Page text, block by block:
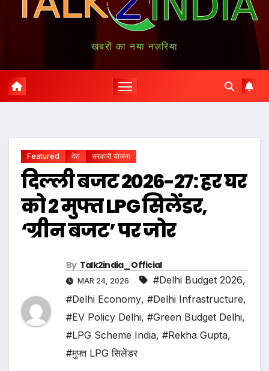
खबरों का नया नज़रिया
Featured देश सरकारी योजना
दिल्ली बजट 2026-27: हर घर
को 2 मुफ्त LPG सिलेंडर,
‘ग्रीन बजट’ पर जोर
By Talk2india_ Official
MAR 24, 2026 #Delhi Budget 2026,
#Delhi Economy, #Delhi Infrastructure,
#EV Policy Delhi, #Green Budget Delhi,
#LPG Scheme India, #Rekha Gupta,
#मुफ्त LPG सिलेंडर